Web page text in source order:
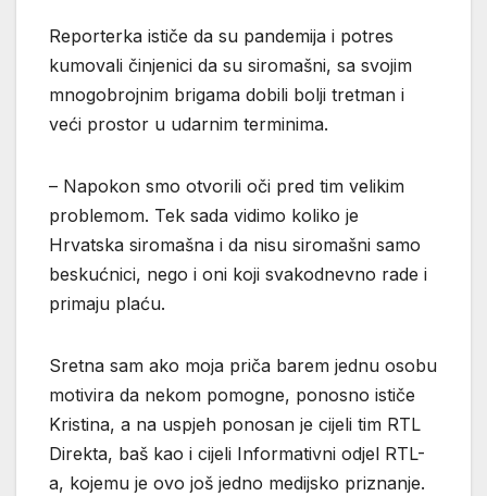
Reporterka ističe da su pandemija i potres
kumovali činjenici da su siromašni, sa svojim
mnogobrojnim brigama dobili bolji tretman i
veći prostor u udarnim terminima.
– Napokon smo otvorili oči pred tim velikim
problemom. Tek sada vidimo koliko je
Hrvatska siromašna i da nisu siromašni samo
beskućnici, nego i oni koji svakodnevno rade i
primaju plaću.
Sretna sam ako moja priča barem jednu osobu
motivira da nekom pomogne, ponosno ističe
Kristina, a na uspjeh ponosan je cijeli tim RTL
Direkta, baš kao i cijeli Informativni odjel RTL-
a, kojemu je ovo još jedno medijsko priznanje.